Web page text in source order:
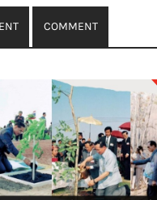
COMMENT